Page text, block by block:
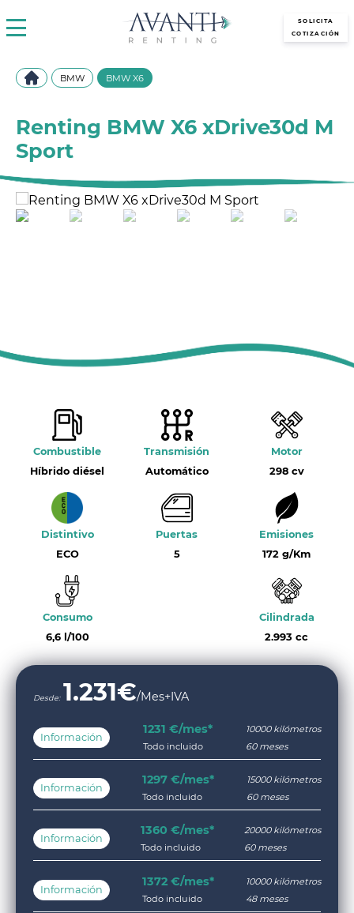
SOLICITA
COTIZACIÓN
BMW BMW X6
Renting BMW X6 xDrive30d M
Sport
Combustible
Híbrido diésel
Transmisión
Automático
Motor
298 cv
Distintivo
ECO
Puertas
5
Emisiones
172 g/Km
Consumo
6,6 l/100
Cilindrada
2.993 cc
Desde: 1.231€/Mes+IVA
Información
1231 €/mes*
Todo incluido
10000 kilómetros
60 meses
Información
1297 €/mes*
Todo incluido
15000 kilómetros
60 meses
Información
1360 €/mes*
Todo incluido
20000 kilómetros
60 meses
Información
1372 €/mes*
Todo incluido
10000 kilómetros
48 meses